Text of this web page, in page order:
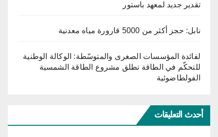
تقدير جديد لمعهد باستور
نابل: حجز أكثر من 5000 قارورة مياه معدنية
لفائدة المؤسسات الصغرى والمتوسّطة: الوكالة الوطنية
للتحكّم في الطاقة تطلق مشروع الطاقة الشمسية
الفولطاضوئية
أحدث التعليقات